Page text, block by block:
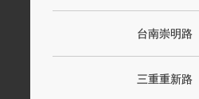
台南崇明路
三重重新路